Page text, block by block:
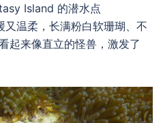
Island 的潜水点
又温柔，长满粉白软珊瑚、不
起来像直立的怪兽，激发了